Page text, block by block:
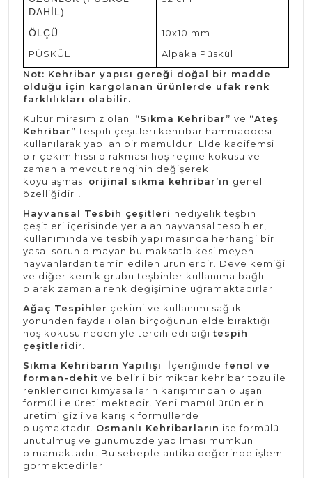
DAHİL)
ÖLÇÜ
10x10 mm
PÜSKÜL
Alpaka Püskül
Not: Kehribar yapısı gereği doğal bir madde
olduğu için kargolanan ürünlerde ufak renk
farklılıkları olabilir.
Kültür mirasımız olan “Sıkma Kehribar” ve “Ateş
Kehribar”tespih çeşitleri kehribar hammaddesi
kullanılarak yapılan bir mamüldür. Elde kadifemsi
bir çekim hissi bırakması hoş reçine kokusu ve
zamanla mevcut renginin değişerek
koyulaşması orijinal sıkma kehribar’ın genel
özelliğidir .
Hayvansal Tesbih çeşitleri hediyelik teşbih
çeşitleri içerisinde yer alan hayvansal tesbihler,
kullanımında ve tesbih yapılmasında herhangi bir
yasal sorun olmayan bu maksatla kesilmeyen
hayvanlardan temin edilen ürünlerdir. Deve kemiği
ve diğer kemik grubu teşbihler kullanıma bağlı
olarak zamanla renk değişimine uğramaktadırlar.
Ağaç Tespihler çekimi ve kullanımı sağlık
yönünden faydalı olan birçoğunun elde bıraktığı
hoş kokusu nedeniyle tercih edildiğitespih
çeşitleridir.
Sıkma Kehribarın Yapılışı
İçeriğinde fenol ve
forman-dehit ve belirli bir miktar kehribar tozu ile
renklendirici kimyasalların karışımından oluşan
formül ile üretilmektedir. Yeni mamül ürünlerin
üretimi gizli ve karışık formüllerde
oluşmaktadır. Osmanlı Kehribarların ise formülü
unutulmuş ve günümüzde yapılması mümkün
olmamaktadır. Bu sebeple antika değerinde işlem
görmektedirler.